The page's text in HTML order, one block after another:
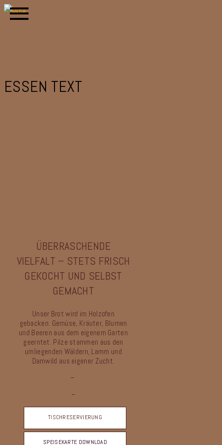
ESSEN TEXT
ÜBERRASCHENDE
VIELFALT – STETS FRISCH
GEKOCHT UND SELBST
GEMACHT
Unser Brot wird im Holzofen
gebacken. Gemüse, Kräuter, Blumen
und Beeren aus dem eigenem Garten
geerntet. Pilze stammen aus den
umliegenden Wäldern, Lamm und
Damwild aus eigener Zucht.
–
–
TISCHRESERVIERUNG
SPEISEKARTE DOWNLOAD